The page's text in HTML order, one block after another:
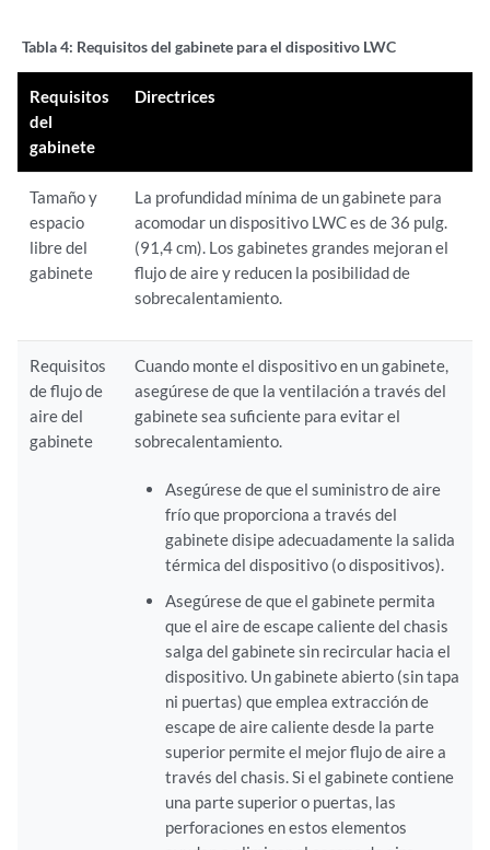
Tabla 4: Requisitos del gabinete para el dispositivo LWC
Requisitos
del
gabinete
Directrices
Tamaño y
espacio
libre del
gabinete
La profundidad mínima de un gabinete para
acomodar un dispositivo LWC es de 36 pulg.
(91,4 cm). Los gabinetes grandes mejoran el
flujo de aire y reducen la posibilidad de
sobrecalentamiento.
Requisitos
de flujo de
aire del
gabinete
Cuando monte el dispositivo en un gabinete,
asegúrese de que la ventilación a través del
gabinete sea suficiente para evitar el
sobrecalentamiento.
Asegúrese de que el suministro de aire
frío que proporciona a través del
gabinete disipe adecuadamente la salida
térmica del dispositivo (o dispositivos).
Asegúrese de que el gabinete permita
que el aire de escape caliente del chasis
salga del gabinete sin recircular hacia el
dispositivo. Un gabinete abierto (sin tapa
ni puertas) que emplea extracción de
escape de aire caliente desde la parte
superior permite el mejor flujo de aire a
través del chasis. Si el gabinete contiene
una parte superior o puertas, las
perforaciones en estos elementos